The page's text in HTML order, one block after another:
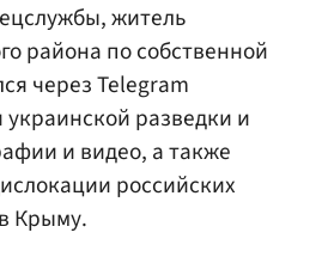
житель
района по собственной
через Telegram
разведки и
и видео, а также
российских
Крыму.